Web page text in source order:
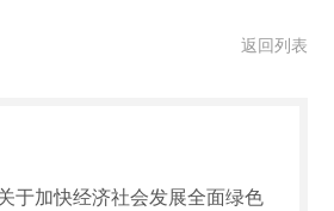
返回列表
于加快经济社会发展全面绿色